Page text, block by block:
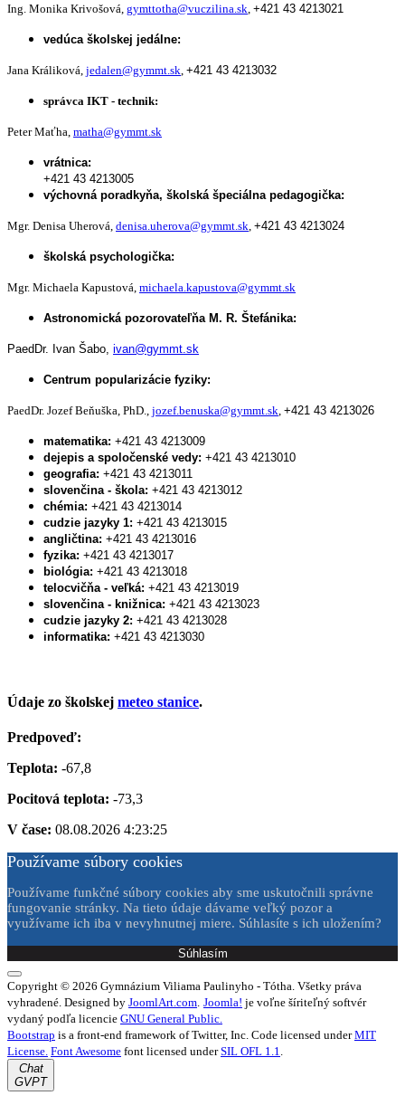
Ing. Monika Krivošová, gymttotha@vuczilina.sk +421 43 4213021
vedúca školskej jedálne:
Jana Králiková, jedalen@gymmt.sk +421 43 4213032
správca IKT - technik:
Peter Maťha, matha@gymmt.sk
vrátnica:
+421 43 4213005
výchovná poradkyňa, školská špeciálna pedagogička:
Mgr. Denisa Uherová, denisa.uherova@gymmt.sk +421 43 4213024
školská psychologička:
Mgr. Michaela Kapustová, michaela.kapustova@gymmt.sk
Astronomická pozorovateľňa M. R. Štefánika:
PaedDr. Ivan Šabo, ivan@gymmt.sk
Centrum popularizácie fyziky:
PaedDr. Jozef Beňuška, PhD., jozef.benuska@gymmt.sk +421 43 4213026
matematika: +421 43 4213009
dejepis a spoločenské vedy: +421 43 4213010
geografia: +421 43 4213011
slovenčina - škola: +421 43 4213012
chémia: +421 43 4213014
cudzie jazyky 1: +421 43 4213015
angličtina: +421 43 4213016
fyzika: +421 43 4213017
biológia: +421 43 4213018
telocvičňa - veľká: +421 43 4213019
slovenčina - knižnica: +421 43 4213023
cudzie jazyky 2: +421 43 4213028
informatika: +421 43 4213030
Údaje zo školskej meteo stanice.
Predpoveď:
Teplota: -67,8
Pocitová teplota: -73,3
V čase: 08.08.2026 4:23:25
Používame súbory cookies
Používame funkčné súbory cookies aby sme uskutočnili správne
fungovanie stránky. Na tieto údaje dávame veľký pozor a
využívame ich iba v nevyhnutnej miere. Súhlasíte s ich uložením?
Súhlasím
Copyright © 2026 Gymnázium Viliama Paulinyho - Tótha. Všetky práva
vyhradené. Designed by JoomlArt.com. Joomla! je voľne šíriteľný softvér
vydaný podľa licencie GNU General Public.
Bootstrap is a front-end framework of Twitter, Inc. Code licensed underMIT
License. Font Awesome font licensed underSIL OFL 1.1.
Chat
GVPT